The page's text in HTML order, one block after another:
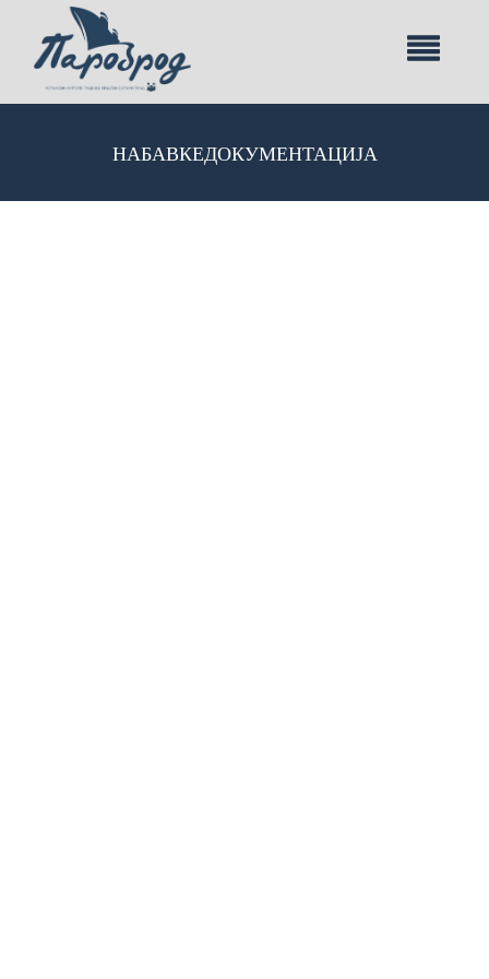
НАБАВКЕДОКУМЕНТАЦИЈА